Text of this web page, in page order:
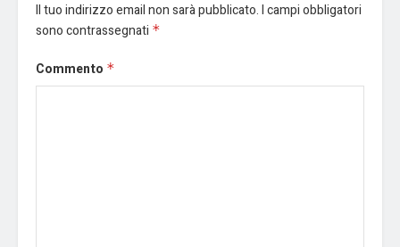
Il tuo indirizzo email non sarà pubblicato.I campi obbligatori
sono contrassegnati *
Commento *